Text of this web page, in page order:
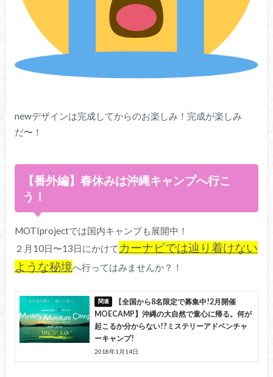
newデザインは完成してからのお楽しみ！完成が楽しみ
だ〜！
【番外編】春休みは沖縄キャンプへ行こ
う！
MOTIprojectでは国内キャンプも展開中！
２月10日〜13日にかけて カーナビでは辿り着けない
ような秘境へ行ってはみませんか？！
【全国から8名限定で募集中!2月開催
MOECAMP】沖縄の大自然で童心に帰る。何が
起こるか分からない!?ミステリーアドベンチャ
ーキャンプ!
2018年1月14日